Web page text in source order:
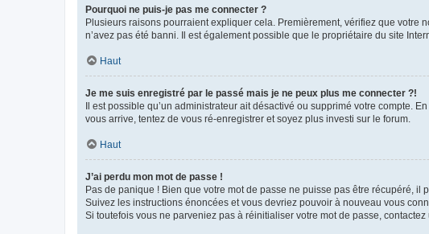
Pourquoi ne puis-je pas me connecter ?
Plusieurs raisons pourraient expliquer cela. Premièrement, vérifiez que votre
n’avez pas été banni. Il est également possible que le propriétaire du site
Haut
Je me suis enregistré par le passé mais je ne peux plus me connecter ?!
Il est possible qu’un administrateur ait désactivé ou supprimé votre compte.
vous arrive, tentez de vous ré-enregistrer et soyez plus investi sur le forum.
Haut
J’ai perdu mon mot de passe !
Pas de panique ! Bien que votre mot de passe ne puisse pas être récupéré,
Suivez les instructions énoncées et vous devriez pouvoir à nouveau vous
Si toutefois vous ne parveniez pas à réinitialiser votre mot de passe, contactez